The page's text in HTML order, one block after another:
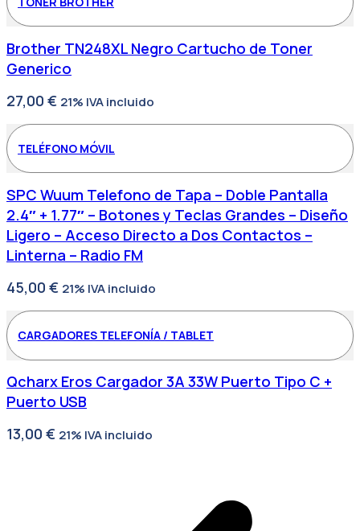
Brother TN248XL Negro Cartucho de Toner
Generico
27,00 € 21% IVA incluido
TELÉFONO MÓVIL
SPC Wuum Telefono de Tapa – Doble Pantalla
2.4″ + 1.77″ – Botones y Teclas Grandes – Diseño
Ligero – Acceso Directo a Dos Contactos –
Linterna – Radio FM
45,00 € 21% IVA incluido
CARGADORES TELEFONÍA / TABLET
Qcharx Eros Cargador 3A 33W Puerto Tipo C +
Puerto USB
13,00 € 21% IVA incluido